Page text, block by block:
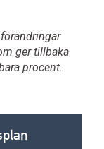
ger tillbaka
procent.